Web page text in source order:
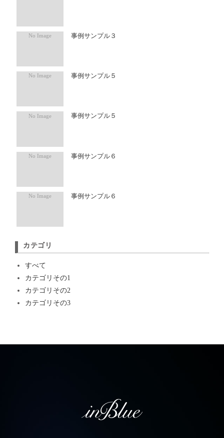
事例サンプル３
事例サンプル５
事例サンプル５
事例サンプル６
事例サンプル６
カテゴリ
すべて
カテゴリその1
カテゴリその2
カテゴリその3